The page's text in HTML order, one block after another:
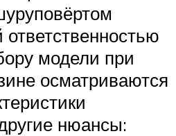
ответственностью
модели при
осматриваются
нюансы: